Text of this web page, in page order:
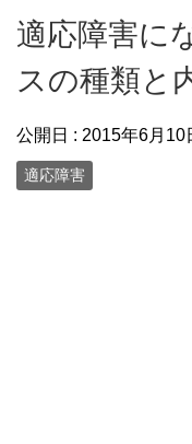
適応障害に
スの種類と
公開日 : 2015年6月10
適応障害